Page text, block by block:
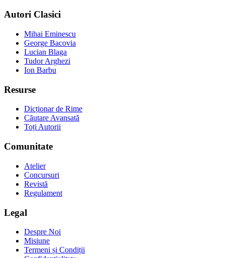
Autori Clasici
Mihai Eminescu
George Bacovia
Lucian Blaga
Tudor Arghezi
Ion Barbu
Resurse
Dicționar de Rime
Căutare Avansată
Toți Autorii
Comunitate
Atelier
Concursuri
Revistă
Regulament
Legal
Despre Noi
Misiune
Termeni și Condiții